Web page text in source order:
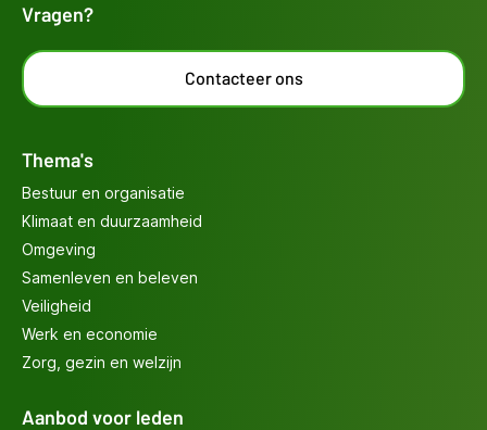
Vragen?
Contacteer ons
Thema's
Bestuur en organisatie
Klimaat en duurzaamheid
Omgeving
Samenleven en beleven
Veiligheid
Werk en economie
Zorg, gezin en welzijn
Aanbod voor leden